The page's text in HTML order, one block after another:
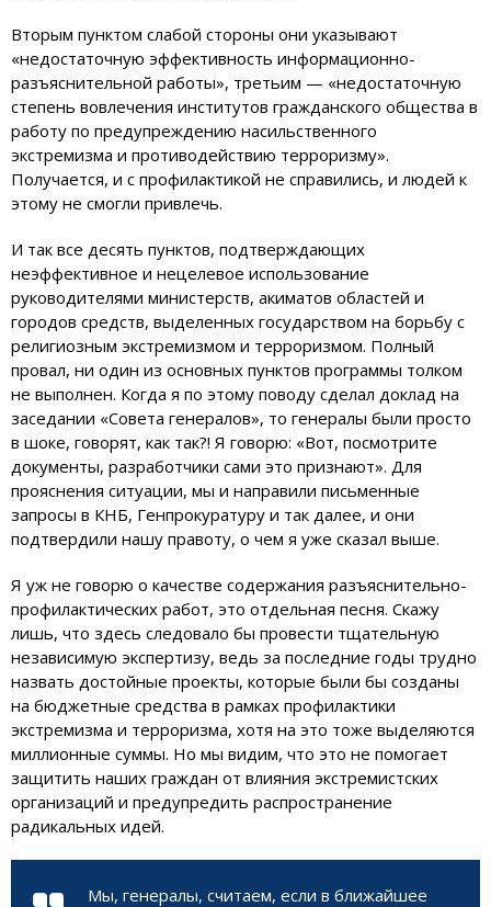
Вторым пунктом слабой стороны они указывают
«недостаточную эффективность информационно-
разъяснительной работы», третьим — «недостаточную
степень вовлечения институтов гражданского общества в
работу по предупреждению насильственного
экстремизма и противодействию терроризму».
Получается, и с профилактикой не справились, и людей к
этому не смогли привлечь.
И так все десять пунктов, подтверждающих
неэффективное и нецелевое использование
руководителями министерств, акиматов областей и
городов средств, выделенных государством на борьбу с
религиозным экстремизмом и терроризмом. Полный
провал, ни один из основных пунктов программы толком
не выполнен. Когда я по этому поводу сделал доклад на
заседании «Совета генералов», то генералы были просто
в шоке, говорят, как так?! Я говорю: «Вот, посмотрите
документы, разработчики сами это признают». Для
прояснения ситуации, мы и направили письменные
запросы в КНБ, Генпрокуратуру и так далее, и они
подтвердили нашу правоту, о чем я уже сказал выше.
Я уж не говорю о качестве содержания разъяснительно-
профилактических работ, это отдельная песня. Скажу
лишь, что здесь следовало бы провести тщательную
независимую экспертизу, ведь за последние годы трудно
назвать достойные проекты, которые были бы созданы
на бюджетные средства в рамках профилактики
экстремизма и терроризма, хотя на это тоже выделяются
миллионные суммы. Но мы видим, что это не помогает
защитить наших граждан от влияния экстремистских
организаций и предупредить распространение
радикальных идей.
Мы, генералы, считаем, если в ближайшее